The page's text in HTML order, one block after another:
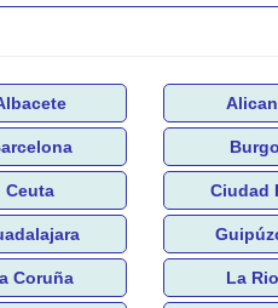
Ceuta Ciudad
Coruña La